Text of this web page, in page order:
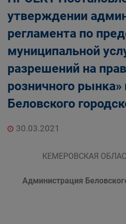
утверждении
регламента по
муниципальной
разрешений на
розничного рынка»
Беловского
30.03.2021
КЕМЕРОВСКАЯ
Администрация